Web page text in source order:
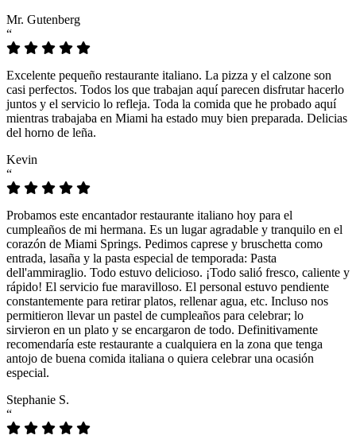
Mr. Gutenberg
“
Excelente pequeño restaurante italiano. La pizza y el calzone son
casi perfectos. Todos los que trabajan aquí parecen disfrutar hacerlo
juntos y el servicio lo refleja. Toda la comida que he probado aquí
mientras trabajaba en Miami ha estado muy bien preparada. Delicias
del horno de leña.
Kevin
“
Probamos este encantador restaurante italiano hoy para el
cumpleaños de mi hermana. Es un lugar agradable y tranquilo en el
corazón de Miami Springs. Pedimos caprese y bruschetta como
entrada, lasaña y la pasta especial de temporada: Pasta
dell'ammiraglio. Todo estuvo delicioso. ¡Todo salió fresco, caliente y
rápido! El servicio fue maravilloso. El personal estuvo pendiente
constantemente para retirar platos, rellenar agua, etc. Incluso nos
permitieron llevar un pastel de cumpleaños para celebrar; lo
sirvieron en un plato y se encargaron de todo. Definitivamente
recomendaría este restaurante a cualquiera en la zona que tenga
antojo de buena comida italiana o quiera celebrar una ocasión
especial.
Stephanie S.
“